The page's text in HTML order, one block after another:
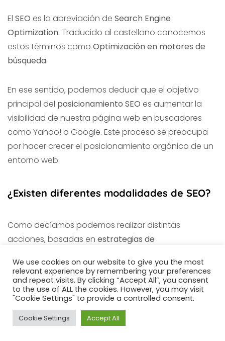
El SEO es la abreviación de Search Engine
Optimization. Traducido al castellano conocemos
estos términos como Optimización en motores de
búsqueda.
En ese sentido, podemos deducir que el objetivo
principal del posicionamiento SEO es aumentar la
visibilidad de nuestra página web en buscadores
como Yahoo! o Google. Este proceso se preocupa
por hacer crecer el posicionamiento orgánico de un
entorno web.
¿Existen diferentes modalidades de SEO?
Como decíamos podemos realizar distintas
acciones, basadas en estrategias de
de nuestra página. Dependiendo de estas acciones
estaremos realizando un tipo deSEOu otro.
Podemos diferenciar dos modalidades bien
diferenciadas:
We use cookies on our website to give you the most
relevant experience by remembering your preferences
and repeat visits. By clicking “Accept All”, you consent
to the use of ALL the cookies. However, you may visit
"Cookie Settings" to provide a controlled consent.
Cookie Settings Accept All